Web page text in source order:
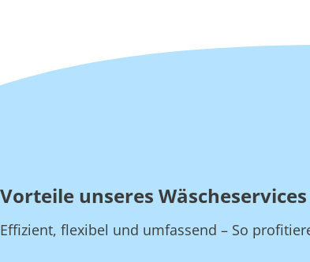
Vorteile unseres
Effizient, flexibel und umfassend – So